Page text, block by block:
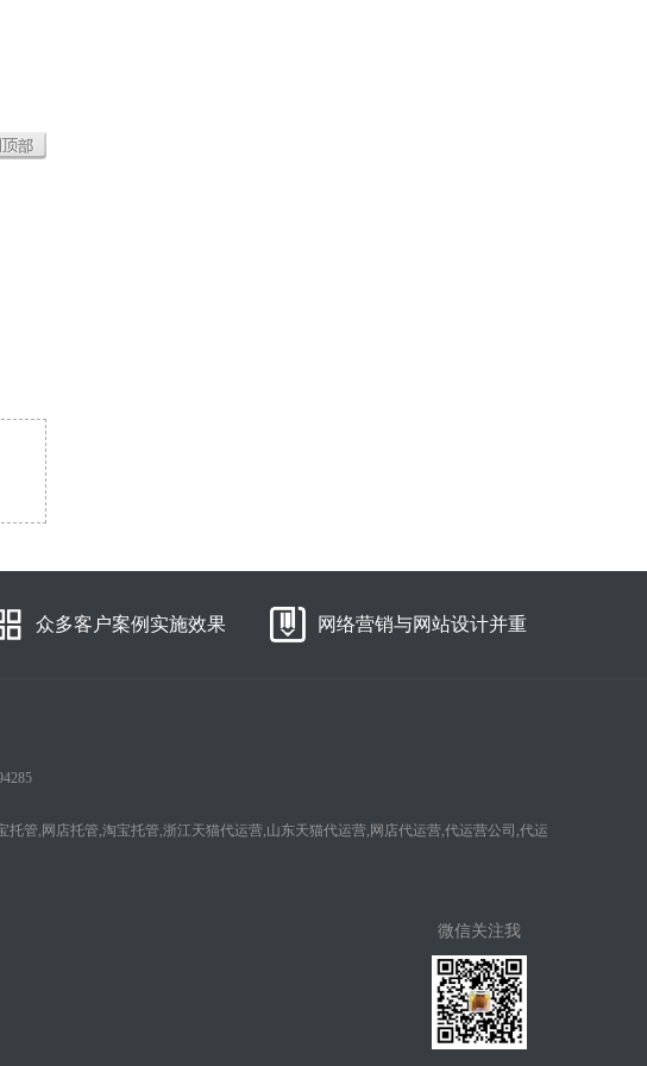
众多客户案例实施效果 网络营销与网站设计并重
管,网店托管,淘宝托管,浙江天猫代运营,山东天猫代运营,网店代运营,代运营公司,代运
微信关注我
们